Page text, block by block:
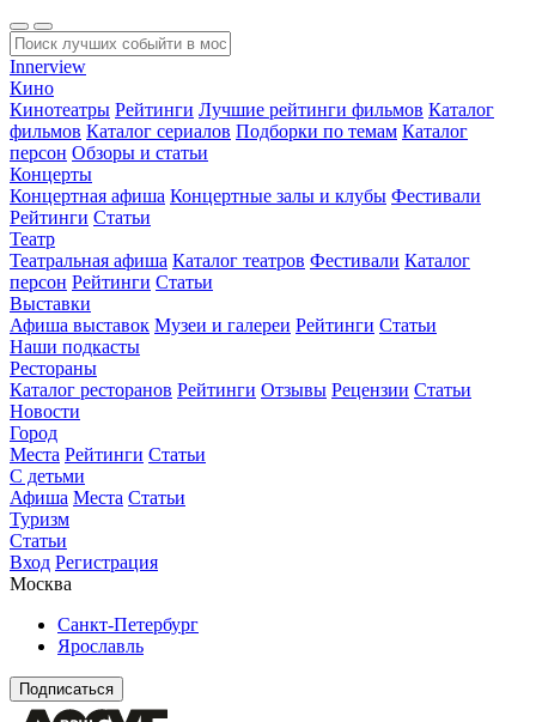
Innerview
Кино
Кинотеатры Рейтинги Лучшие рейтинги фильмов Каталог
фильмов Каталог сериалов Подборки по темам Каталог
персон Обзоры и статьи
Концерты
Концертная афиша Концертные залы и клубы Фестивали
Рейтинги Статьи
Театр
Театральная афиша Каталог театров Фестивали Каталог
персон Рейтинги Статьи
Выставки
Афиша выставок Музеи и галереи Рейтинги Статьи
Наши подкасты
Рестораны
Каталог ресторанов Рейтинги Отзывы Рецензии Статьи
Новости
Город
Места Рейтинги Статьи
С детьми
Афиша Места Статьи
Туризм
Статьи
Вход Регистрация
Москва
Санкт-Петербург
Ярославль
Подписаться